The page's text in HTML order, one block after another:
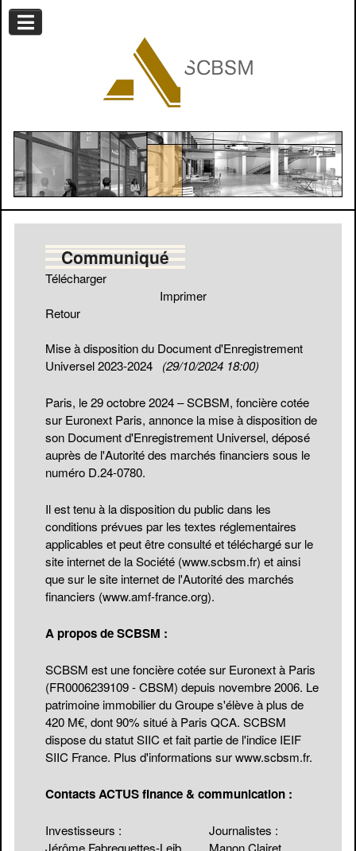
Communiqué
Télécharger
Imprimer
Retour
Mise à disposition du Document d'Enregistrement
Universel 2023-2024 (29/10/2024 18:00)
Paris, le 29 octobre 2024 – SCBSM, foncière cotée
sur Euronext Paris, annonce la mise à disposition de
son Document d'Enregistrement Universel, déposé
auprès de l'Autorité des marchés financiers sous le
numéro D.24-0780.
Il est tenu à la disposition du public dans les
conditions prévues par les textes réglementaires
applicables et peut être consulté et téléchargé sur le
site internet de la Société (www.scbsm.fr) et ainsi
que sur le site internet de l'Autorité des marchés
financiers (www.amf-france.org).
A propos de SCBSM :
SCBSM est une foncière cotée sur Euronext à Paris
(FR0006239109 - CBSM) depuis novembre 2006. Le
patrimoine immobilier du Groupe s'élève à plus de
420 M€, dont 90% situé à Paris QCA. SCBSM
dispose du statut SIIC et fait partie de l'indice IEIF
SIIC France. Plus d'informations surwww.scbsm.fr.
Contacts ACTUS finance & communication :
Investisseurs :
Journalistes :